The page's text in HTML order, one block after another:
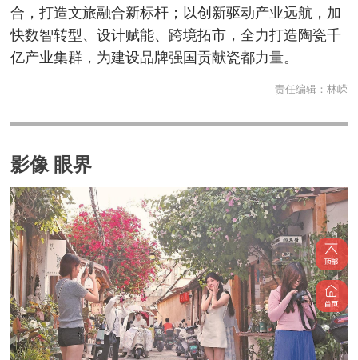
合，打造文旅融合新标杆；以创新驱动产业远航，加
快数智转型、设计赋能、跨境拓市，全力打造陶瓷千
亿产业集群，为建设品牌强国贡献瓷都力量。
责任编辑： 林嵘
影像 眼界